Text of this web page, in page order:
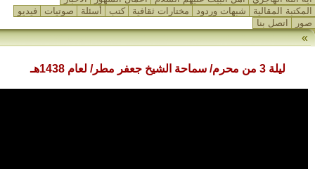
آخِرِ الزَّمَانِ…
المكتبة المقالية
شبهات وردود مختارات ثقافية كتب أسئلة صوتيات
فيديو
صور
اتصل بنا
»
ليلة 3 من محرم/ سماحة الشيخ جعفر مطر/ لعام 1438هـ